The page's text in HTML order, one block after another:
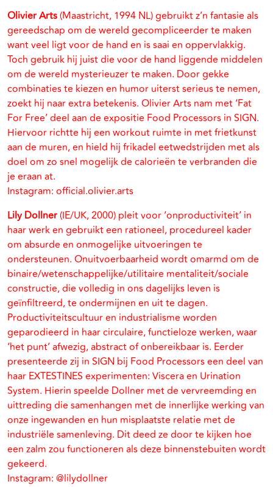
Olivier Arts (Maastricht, 1994 NL) gebruikt z’n fantasie als
gereedschap om de wereld gecompliceerder te maken
want veel ligt voor de hand en is saai en oppervlakkig.
Toch gebruik hij juist die voor de hand liggende middelen
om de wereld mysterieuzer te maken. Door gekke
combinaties te kiezen en humor uiterst serieus te nemen,
zoekt hij naar extra betekenis. Olivier Arts nam met ‘Fat
For Free’ deel aan de expositie Food Processors in SIGN.
Hiervoor richtte hij een workout ruimte in met frietkunst
aan de muren, en hield hij frikadel eetwedstrijden met als
doel om zo snel mogelijk de calorieën te verbranden die
je eraan at.
Instagram: official.olivier.arts
Lily Dollner (IE/UK, 2000) pleit voor ‘onproductiviteit’ in
haar werk en gebruikt een rationeel, procedureel kader
om absurde en onmogelijke uitvoeringen te
ondersteunen. Onuitvoerbaarheid wordt omarmd om de
binaire/wetenschappelijke/utilitaire mentaliteit/sociale
constructie, die volledig in ons dagelijks leven is
geïnfiltreerd, te ondermijnen en uit te dagen.
Productiviteitscultuur en industrialisme worden
geparodieerd in haar circulaire, functieloze werken, waar
‘het punt’ afwezig, abstract of onbereikbaar is. Eerder
presenteerde zij in SIGN bij Food Processors een deel van
haar EXTESTINES experimenten: Viscera en Urination
System. Hierin speelde Dollner met de vervreemding en
uittreding die samenhangen met de innerlijke werking van
onze ingewanden en hun misplaatste relatie met de
industriële samenleving. Dit deed ze door te kijken hoe
een zalm zou functioneren als deze binnenstebuiten wordt
gekeerd.
Instagram: @lilydollner